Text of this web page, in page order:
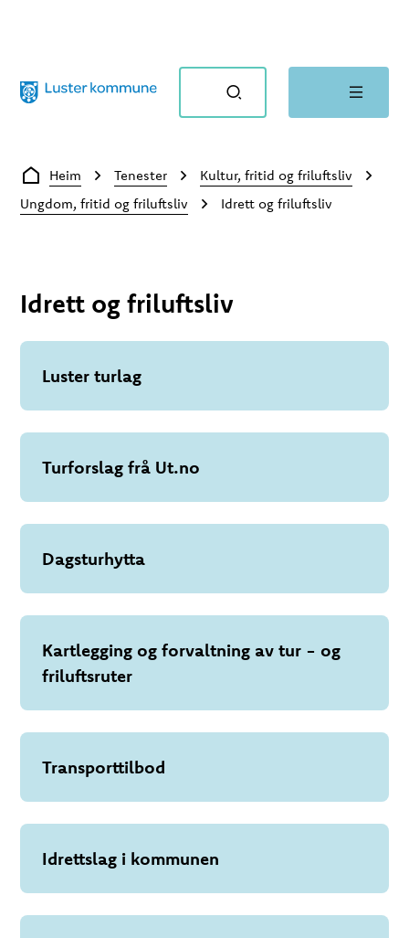
Du er her:
Heim Tenester
Kultur, fritid og friluftsliv
Ungdom, fritid og friluftsliv
Idrett og friluftsliv
Idrett og friluftsliv
Luster turlag
Turforslag frå Ut.no
Dagsturhytta
Kartlegging og forvaltning av tur - og
friluftsruter
Transporttilbod
Idrettslag i kommunen